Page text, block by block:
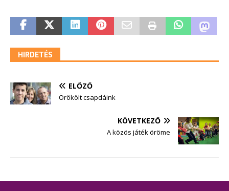
HIRDETÉS
ELŐZŐ
Örökölt csapdáink
KÖVETKEZŐ
A közös játék öröme